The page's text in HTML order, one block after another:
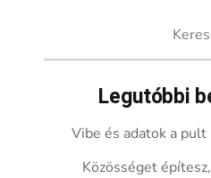
Legutóbbi
Vibe és adatok a
Közösséget